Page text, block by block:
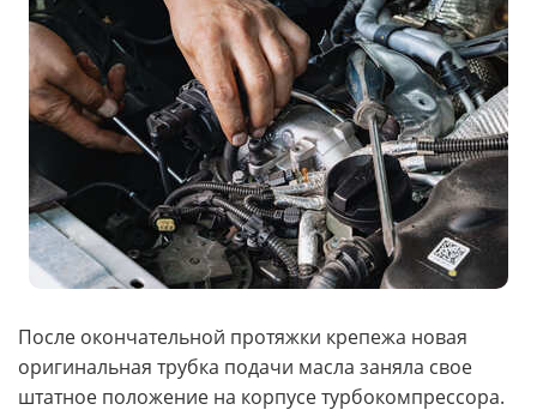
После окончательной протяжки крепежа новая
оригинальная трубка подачи масла заняла свое
штатное положение на корпусе турбокомпрессора.